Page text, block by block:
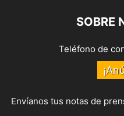
SOBRE
Teléfono de
Envíanos tus notas de